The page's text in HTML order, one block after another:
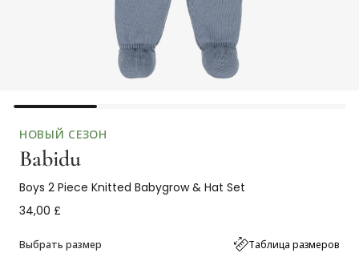
НОВЫЙ СЕЗОН
Babidu
Boys 2 Piece Knitted Babygrow & Hat Set
34,00 £
Выбрать размер Таблица размеров